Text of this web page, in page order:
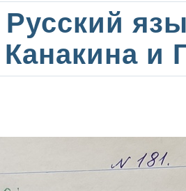
Русский
Канакина и